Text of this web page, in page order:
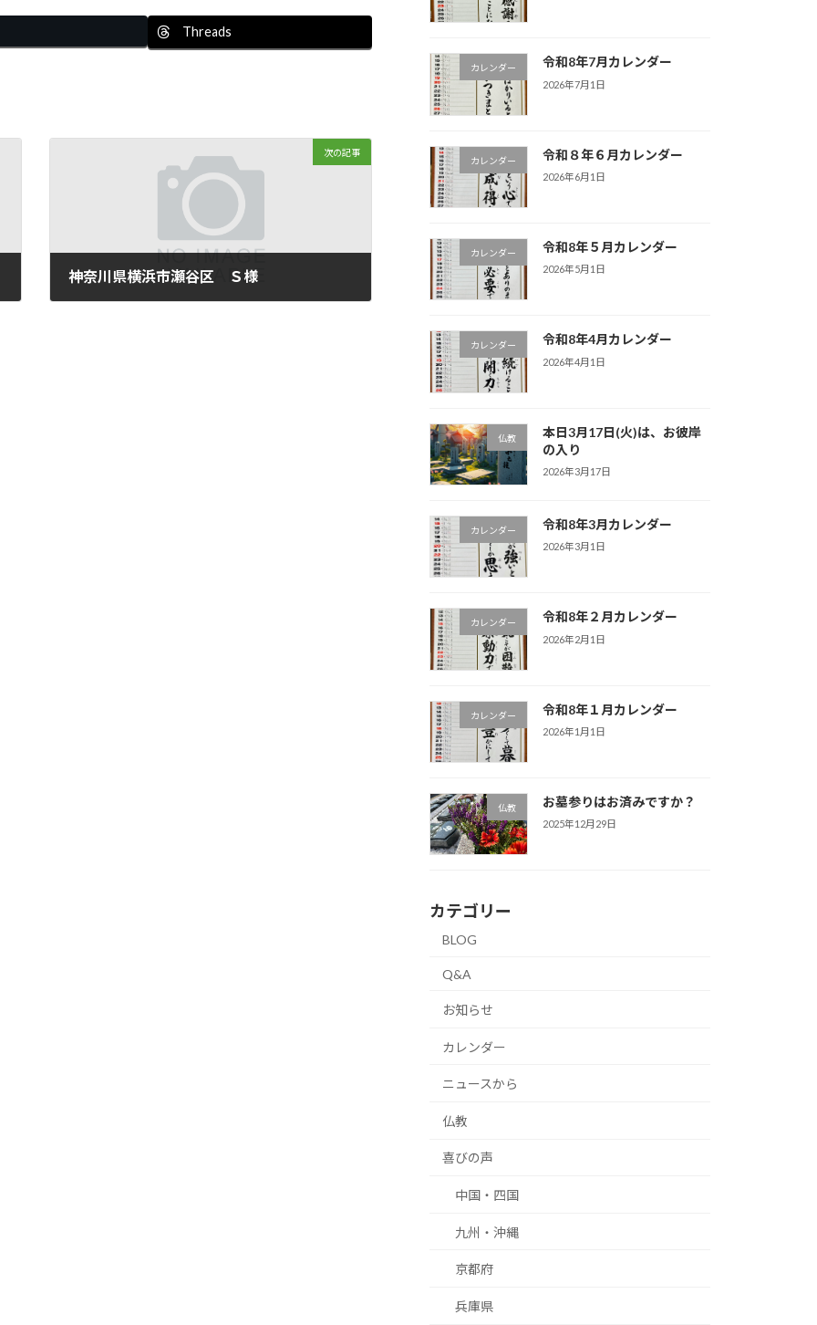
Threads
次の記事
神奈川県横浜市瀬谷区 Ｓ様
カレンダー 令和8年7月カレンダー
2026年7月1日
カレンダー 令和８年６月カレンダー
2026年6月1日
カレンダー 令和8年５月カレンダー
2026年5月1日
カレンダー 令和8年4月カレンダー
2026年4月1日
仏教
本日3月17日(火)は、お彼岸
の入り
2026年3月17日
カレンダー 令和8年3月カレンダー
2026年3月1日
カレンダー 令和8年２月カレンダー
2026年2月1日
カレンダー 令和8年１月カレンダー
2026年1月1日
仏教 お墓参りはお済みですか？
2025年12月29日
カテゴリー
BLOG
Q&A
お知らせ
カレンダー
ニュースから
仏教
喜びの声
中国・四国
九州・沖縄
京都府
兵庫県